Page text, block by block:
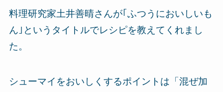
料理研究家土井善晴さんが｢ふつうにおいしいも
ん｣というタイトルでレシピを教えてくれまし
た。
シューマイをおいしくするポイントは「混ぜ加